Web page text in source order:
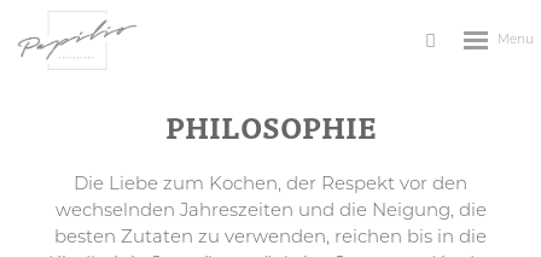
Vyhledávání
PHILOSOPHIE
Die Liebe zum Kochen, der Respekt vor den
wechselnden Jahreszeiten und die Neigung, die
besten Zutaten zu verwenden, reichen bis in die